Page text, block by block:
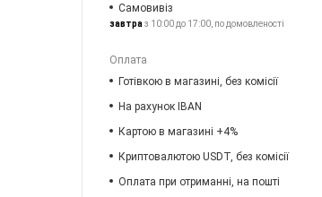
Самовивіз
завтраз 10:00 до 17:00, по домовленості
Оплата
Готівкою в магазині, без комісії
На рахунок IBAN
Картою в магазині +4%
Криптовалютою USDT, без комісії
Оплата при отриманні, на пошті